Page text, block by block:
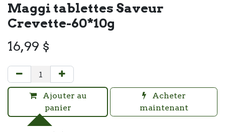
Maggi tablettes Saveur
Crevette-60*10g
16,99 $
Ajouter au
panier
Acheter
maintenant